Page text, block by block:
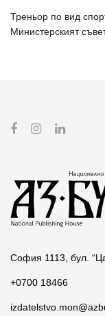
Треньор по вид
Министерският
София 1113, бул.
+0700 18466